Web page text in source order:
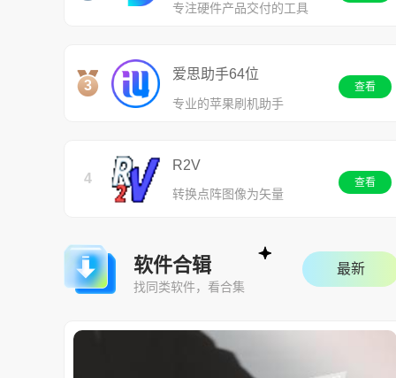
专注硬件产品交付的工具
3
爱思助手64位
专业的苹果刷机助手
查看
4
R2V
转换点阵图像为矢量
查看
软件合辑
找同类软件，看合集
最新